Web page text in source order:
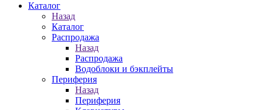
Каталог
Назад
Каталог
Распродажа
Назад
Распродажа
Водоблоки и бэкплейты
Периферия
Назад
Периферия